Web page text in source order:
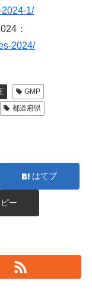
2024-1/
：
2024/
GMP
都道府県
はてブ
ー